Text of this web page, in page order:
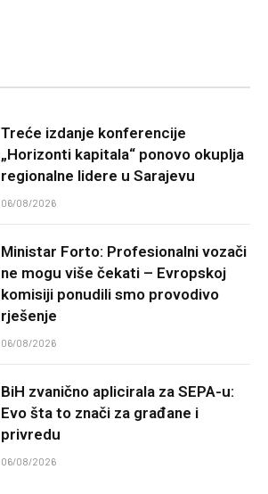
Treće izdanje konferencije
„Horizonti kapitala“ ponovo okuplja
regionalne lidere u Sarajevu
06/08/2026
Ministar Forto: Profesionalni vozači
ne mogu više čekati – Evropskoj
komisiji ponudili smo provodivo
rješenje
06/08/2026
BiH zvanično aplicirala za SEPA-u:
Evo šta to znači za građane i
privredu
06/08/2026